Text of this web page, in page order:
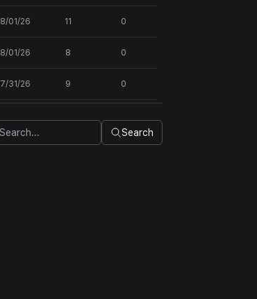
01/26 11 0
01/26 8 0
31/26 9 0
Search